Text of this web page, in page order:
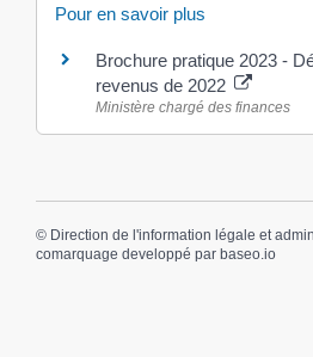
Pour en savoir plus
Brochure pratique 2023 -
revenus de 2022
Ministère chargé des finances
© Direction de l'information légale et
comarquage developpé par baseo.io